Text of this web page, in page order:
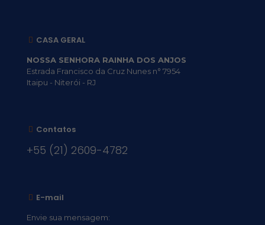
CASA GERAL
NOSSA SENHORA RAINHA DOS ANJOS
Estrada Francisco da Cruz Nunes n° 7954
Itaipu - Niterói - RJ
Contatos
+55 (21) 2609-4782
E-mail
Envie sua mensagem: